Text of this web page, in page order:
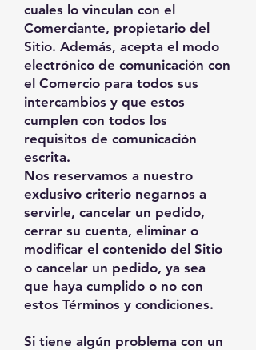
cuales lo vinculan con el
Comerciante, propietario del
Sitio. Además, acepta el modo
electrónico de comunicación con
el Comercio para todos sus
intercambios y que estos
cumplen con todos los
requisitos de comunicación
escrita.
Nos reservamos a nuestro
exclusivo criterio negarnos a
servirle, cancelar un pedido,
cerrar su cuenta, eliminar o
modificar el contenido del Sitio
o cancelar un pedido, ya sea
que haya cumplido o no con
estos Términos y condiciones.
Si tiene algún problema con un